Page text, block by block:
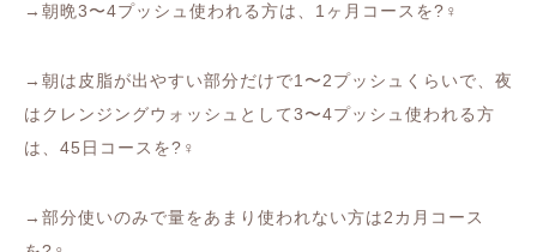
→ 朝晩3〜4プッシュ使われる方は、 1 ヶ月コースを?‍♀️
→ 朝は皮脂が出やすい部分だけで1 〜2プッシュくらいで、夜
はクレンジングウォッシュとして3〜4プッシュ使われる方
は、 45 日コースを?‍♀️
→ 部分使いのみで量をあまり使われない方は2カ月コース